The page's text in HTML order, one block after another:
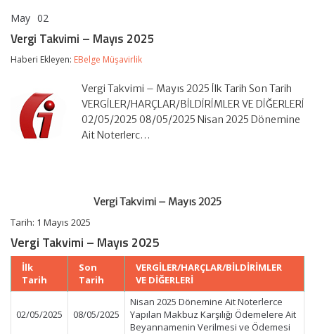
May 02
–
Mayıs
2025
Vergi Takvimi – Mayıs 2025
Haberi Ekleyen: EBelge Müşavirlik
Vergi Takvimi – Mayıs 2025 İlk Tarih Son Tarih
VERGİLER/HARÇLAR/BİLDİRİMLER VE DİĞERLERİ
02/05/2025 08/05/2025 Nisan 2025 Dönemine
Ait Noterlerc…
Vergi Takvimi – Mayıs 2025
Tarih: 1 Mayıs 2025
Vergi Takvimi – Mayıs 2025
İlk
Tarih
Son
Tarih
VERGİLER/HARÇLAR/BİLDİRİMLER
VE DİĞERLERİ
02/05/2025 08/05/2025
Nisan 2025 Dönemine Ait Noterlerce
Yapılan Makbuz Karşılığı Ödemelere Ait
Beyannamenin Verilmesi ve Ödemesi